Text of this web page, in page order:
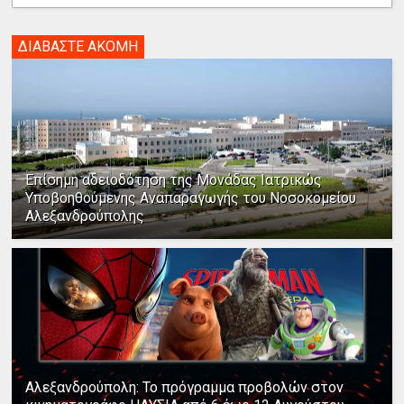
ΔΙΑΒΑΣΤΕ ΑΚΟΜΗ
Επίσημη αδειοδότηση της Μονάδας Ιατρικώς
Υποβοηθούμενης Αναπαραγωγής του Νοσοκομείου
Αλεξανδρούπολης
Αλεξανδρούπολη: Το πρόγραμμα προβολών στον